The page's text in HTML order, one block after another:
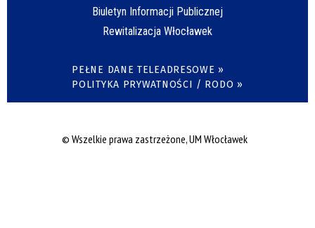
Biuletyn Informacji Publicznej
Rewitalizacja Włocławek
PEŁNE DANE TELEADRESOWE »
POLITYKA PRYWATNOŚCI / RODO »
© Wszelkie prawa zastrzeżone, UM Włocławek